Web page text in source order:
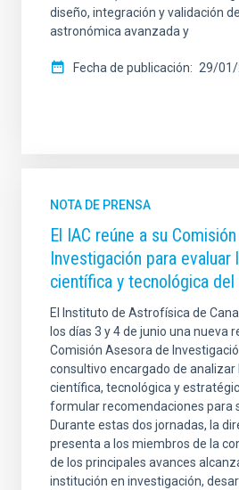
diseño, integración y validación
astronómica avanzada y
Fecha de publicación 29/01/
NOTA DE PRENSA
El IAC reúne a su
Investigación para evaluar
científica y tecnológica del
El Instituto de Astrofísica de
los días 3 y 4 de junio una nueva
Comisión Asesora de
consultivo encargado de analizar
científica, tecnológica y
formular recomendaciones para
Durante estas dos jornadas, la
presenta a los miembros de la
de los principales avances
institución en investigación,